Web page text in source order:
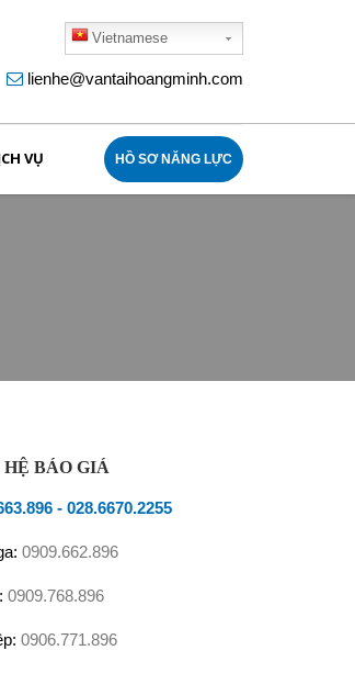
Vietnamese
lienhe@vantaihoangminh.com
VỤ HỒ SƠ NĂNG LỰC
BÁO GIÁ
- 028.6670.2255
0909.662.896
0909.768.896
0906.771.896